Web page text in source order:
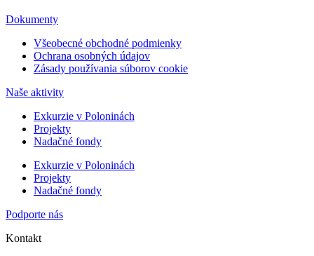
Dokumenty
Všeobecné obchodné podmienky
Ochrana osobných údajov
Zásady používania súborov cookie
Naše aktivity
Exkurzie v Poloninách
Projekty
Nadačné fondy
Exkurzie v Poloninách
Projekty
Nadačné fondy
Podporte nás
Kontakt